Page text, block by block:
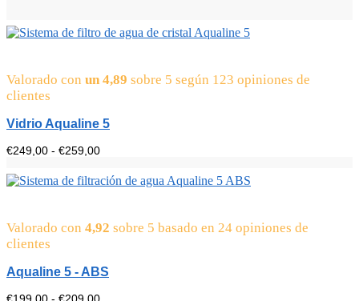
Valorado con un 4,89 sobre 5 según 123 opiniones de
clientes
Vidrio Aqualine 5
€249,00 - €259,00Precio:
249,00
euros
euros
Valorado con 4,92 sobre 5 basado en 24 opiniones de
clientes
Aqualine 5 - ABS
Gama